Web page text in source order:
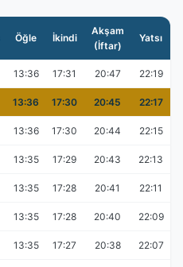
Öğle İkindi
Akşam
(İftar)
Yatsı
13:36 17:31 20:47 22:19
13:36 17:30 20:45 22:17
13:36 17:30 20:44 22:15
13:35 17:29 20:43 22:13
13:35 17:28 20:41 22:11
13:35 17:28 20:40 22:09
13:35 17:27 20:38 22:07